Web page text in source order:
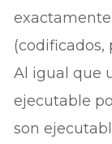
(codificados,
Al igual que
ejecutable
son